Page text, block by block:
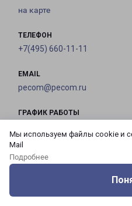
Мы используем файлы cookie и
Mail
Подробнее
на карте
ТЕЛЕФОН
+7(495) 660-11-11
EMAIL
pecom@pecom.ru
ГРАФИК РАБОТЫ
21:00
21:00